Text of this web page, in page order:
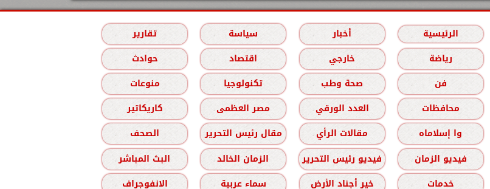
الرئيسية أخبار سياسة
تقارير
رياضة
خارجي اقتصاد
حوادث
فن
صحة وطب تكنولوجيا
منوعات
محافظات
العدد الورقي مصر العظمى
كاريكاتير
وا إسلاماه
مقالات الرأي مقال رئيس التحرير
الصحف
فيديو الزمان
فيديو رئيس التحرير الزمان الخالد
البث المباشر
خدمات
خير أجناد الأرض سماء عربية الانفوجراف